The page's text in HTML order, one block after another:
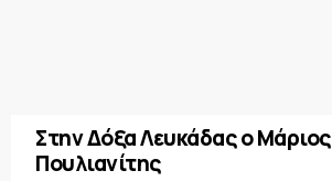
Στην Δόξα Λευκάδας ο Μάριος
Πουλιανίτης